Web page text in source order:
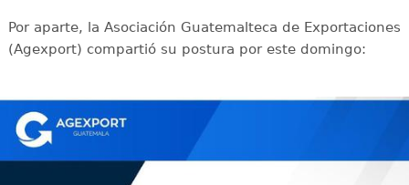
Por aparte, la Asociación Guatemalteca de Exportaciones
(Agexport) compartió su postura por este domingo: